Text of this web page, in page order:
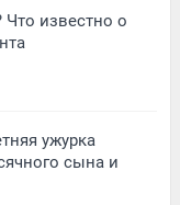
Что известно о
ужурка
сына и